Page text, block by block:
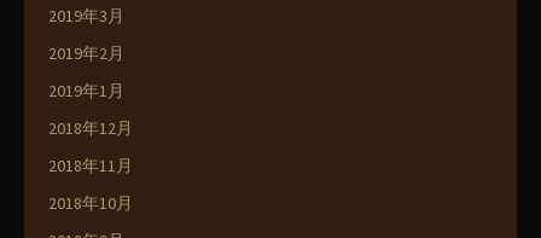
2019年3月
2019年2月
2019年1月
2018年12月
2018年11月
2018年10月